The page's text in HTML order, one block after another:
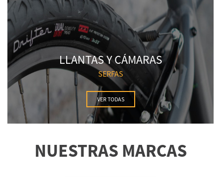
LLANTAS Y CÁMARAS
SERFAS
VER TODAS
NUESTRAS MARCAS